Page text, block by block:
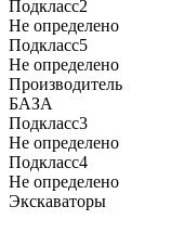
Подкласс2
Не определено
Подкласс5
Не определено
Производитель
БАЗА
Подкласс3
Не определено
Подкласс4
Не определено
Экскаваторы